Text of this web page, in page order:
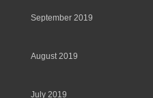
September 2019
August 2019
July 2019